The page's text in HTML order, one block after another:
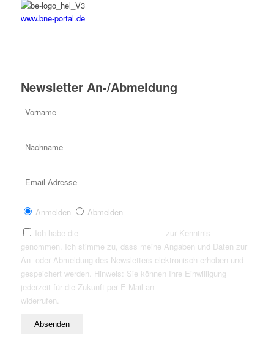
www.bne-portal.de
Newsletter An-/Abmeldung
Anmelden
Abmelden
Ich habe die
zur Kenntnis
genommen. Ich stimme zu, dass meine Angaben und Daten zur
An- oder Abmeldung des Newsletters elektronisch erhoben und
gespeichert werden. Hinweis: Sie können Ihre Einwilligung
jederzeit für die Zukunft per E-Mail an
widerrufen.